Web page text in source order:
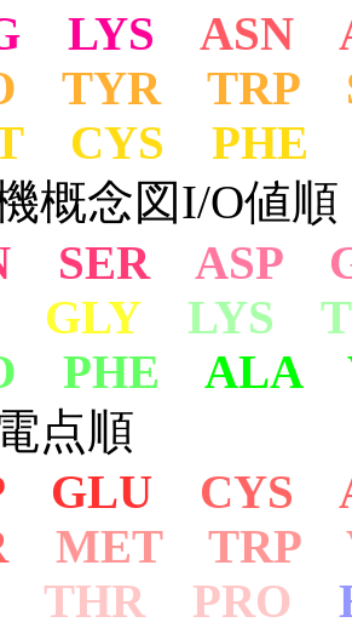
LYS
ASN
TYR TRP
CYS PHE
概念図I/O値
SER
ASP
GLY LYS
PHE
ALA
点順
GLU
CYS
MET TRP
THR PRO